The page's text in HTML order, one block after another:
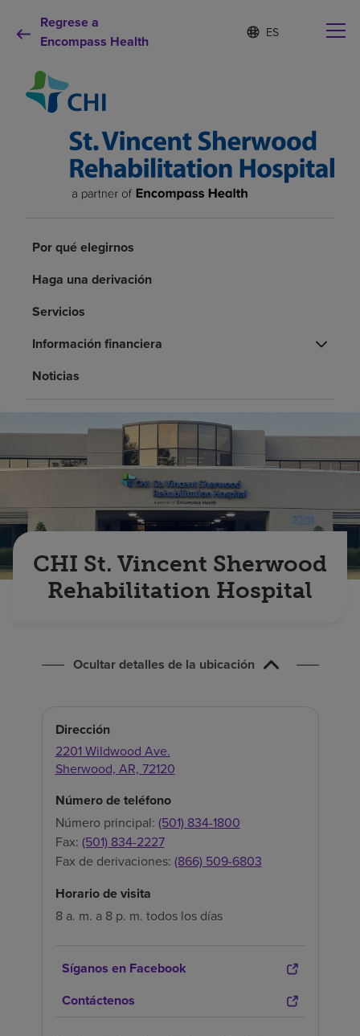
Regrese a
Encompass Health
Lista
de
d
l
e
c
c
Por qué debe elegirnos
Servicios de rehabilitación
Recursos de salud
Buscar un centro
Empleos
Por qué elegirnos
Haga una derivación
Servicios
Información financiera
Noticias
CHI St. Vincent Sherwood
Rehabilitation Hospital
Ocultar detalles de la ubicación
Dirección
2201 Wildwood Ave.
Sherwood, AR, 72120
Número de teléfono
Número principal: (501) 834-1800
Fax: (501) 834-2227
Fax de derivaciones: (866) 509-6803
Horario de visita
8 a. m. a 8 p. m. todos los días
Síganos en Facebook
Contáctenos